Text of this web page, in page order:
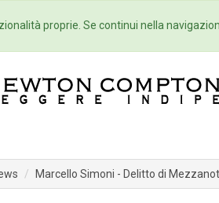
Autori Eventi
Marcello Simoni - Delitto di
proprie. Se continui nella